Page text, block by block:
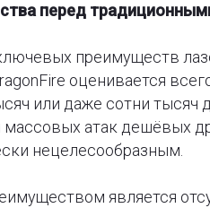
перед
преимуществ
оценивается
или даже сотни
атак дешёвых
нецелесообразным.
является